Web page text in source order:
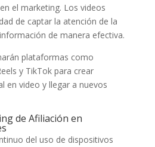
el marketing. Los videos
de captar la atención de la
de manera efectiva.
plataformas como
y TikTok para crear
en video y llegar a nuevos
de Afiliación en
del uso de dispositivos